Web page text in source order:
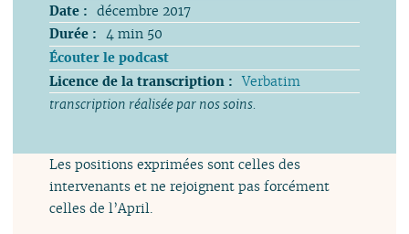
Date : décembre 2017
Durée : 4 min 50
Écouter le podcast
Licence de la transcription : Verbatim
transcription réalisée par nos soins.
Les positions exprimées sont celles des
intervenants et ne rejoignent pas forcément
celles de l’April.